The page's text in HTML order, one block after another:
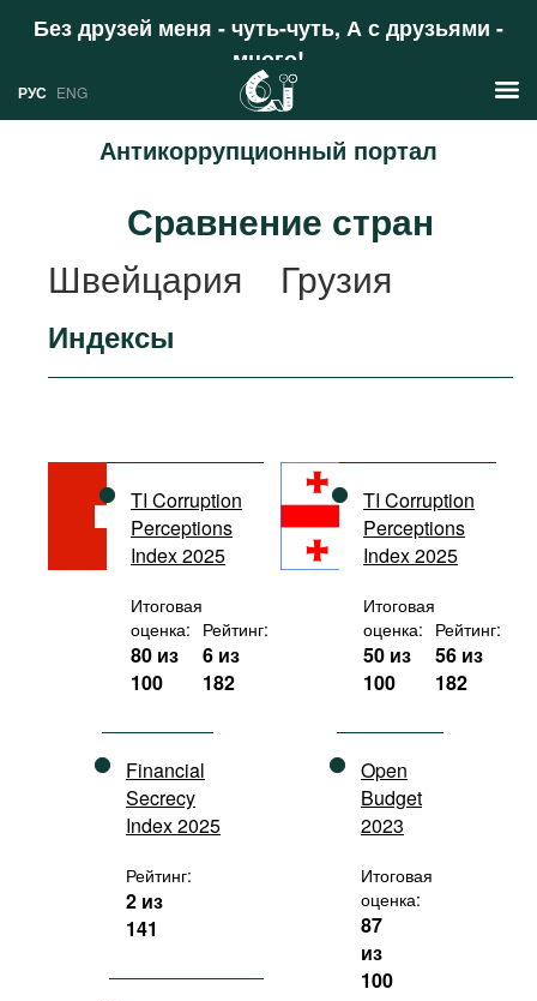
Без друзей меня - чуть-чуть, А с друзьями -
много!
Поддержать
РУС ENG
Антикоррупционный портал
Аналитика
Профили
Стран
Ресурсы
Документы международных
организаций
Фильмы
Подкасты
Книжная полка
Сравнение стран
Швейцария
Грузия
Индексы
TI Corruption
Perceptions
Index 2025
Итоговая
оценка:
80 из
100
Рейтинг:
6 из
182
Financial
Secrecy
Index 2025
Рейтинг:
2 из
141
TI Corruption
Perceptions
Index 2025
Итоговая
оценка:
50 из
100
Рейтинг:
56 из
182
Open
Budget
2023
Итоговая
оценка:
87
из
100